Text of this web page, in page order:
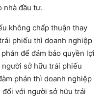
nhà đầu tư.
không chấp thuận thay
phiếu thì doanh nghiệp
để đảm bảo quyền lợi
sở hữu trái phiếu
phán thì doanh nghiệp
với người sở hữu trái